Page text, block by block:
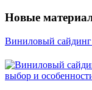
Новые
Виниловый